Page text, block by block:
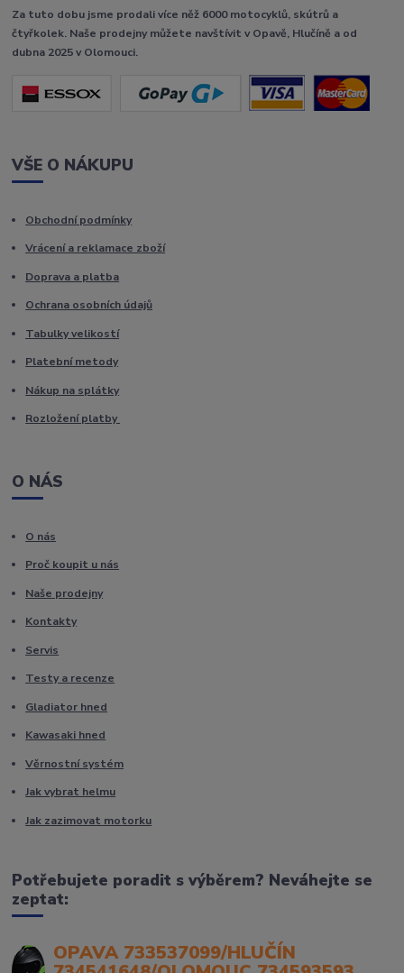
Za tuto dobu jsme prodali více něž 6000 motocyklů, skútrů a
čtyřkolek. Naše prodejny můžete navštívit v Opavě, Hlučíně a od
dubna 2025 v Olomouci.
VŠE O NÁKUPU
Obchodní podmínky
Vrácení a reklamace zboží
Doprava a platba
Ochrana osobních údajů
Tabulky velikostí
Platební metody
Nákup na splátky
Rozložení platby
O NÁS
O nás
Proč koupit u nás
Naše prodejny
Kontakty
Servis
Testy a recenze
Gladiator hned
Kawasaki hned
Věrnostní systém
Jak vybrat helmu
Jak zazimovat motorku
Potřebujete poradit s výběrem? Neváhejte se
zeptat:
OPAVA 733537099/HLUČÍN